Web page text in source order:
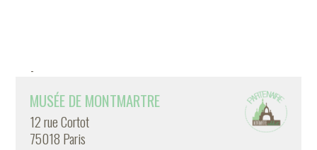
-
MUSÉE DE MONTMARTRE
12 rue Cortot
75018 Paris